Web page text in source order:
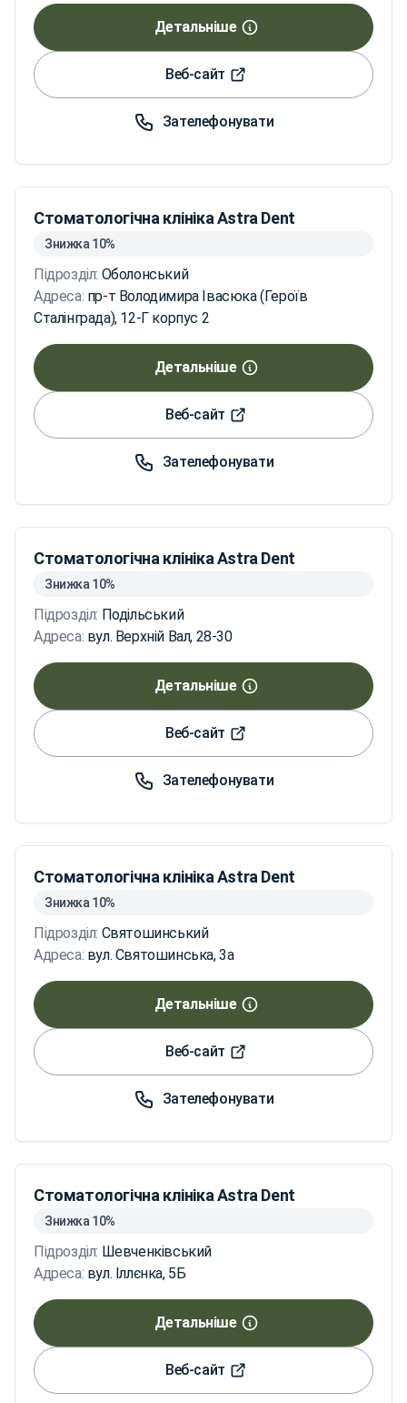
Детальніше
Веб-сайт
Зателефонувати
Стоматологічна клініка Astra Dent
Знижка 10%
Підрозділ: Оболонський
Адреса: пр-т Володимира Івасюка (Героїв
Сталінграда), 12-Г корпус 2
Детальніше
Веб-сайт
Зателефонувати
Стоматологічна клініка Astra Dent
Знижка 10%
Підрозділ: Подільський
Адреса: вул. Верхній Вал, 28-30
Детальніше
Веб-сайт
Зателефонувати
Стоматологічна клініка Astra Dent
Знижка 10%
Підрозділ: Святошинський
Адреса: вул. Святошинська, 3а
Детальніше
Веб-сайт
Зателефонувати
Стоматологічна клініка Astra Dent
Знижка 10%
Підрозділ: Шевченківський
Адреса: вул. Іллєнка, 5Б
Детальніше
Веб-сайт